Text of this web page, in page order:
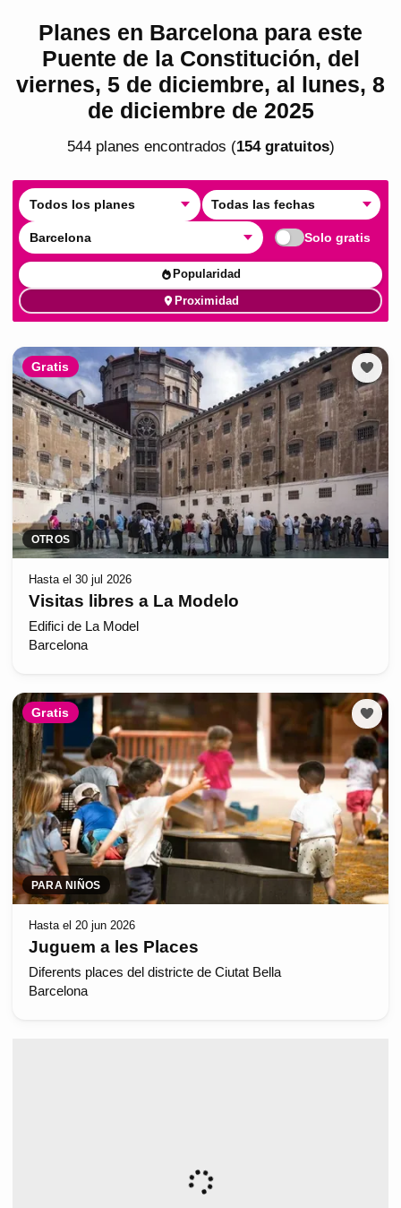
Planes en Barcelona para este
Puente de la Constitución, del
viernes, 5 de diciembre, al lunes, 8
de diciembre de 2025
544planes encontrados (154gratuitos)
Todos los planes Todas las fechas
Barcelona Solo gratis
Popularidad
Proximidad
Gratis
OTROS
Hasta el 30 jul 2026
Visitas libres a La Modelo
Edifici de La Model
Barcelona
Gratis
PARA NIÑOS
Hasta el 20 jun 2026
Juguem a les Places
Diferents places del districte de Ciutat Bella
Barcelona